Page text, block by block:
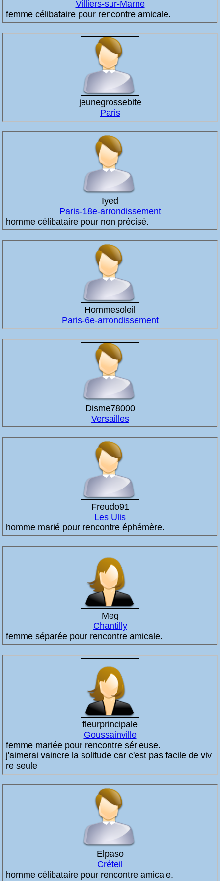
Villiers-sur-Marne
femme célibataire pour rencontre amicale.
jeunegrossebite
Paris
Iyed
Paris-18e-arrondissement
homme célibataire pour non précisé.
Hommesoleil
Paris-6e-arrondissement
Disme78000
Versailles
Freudo91
Les Ulis
homme marié pour rencontre éphémère.
Meg
Chantilly
femme séparée pour rencontre amicale.
fleurprincipale
Goussainville
femme mariée pour rencontre sérieuse.
j'aimerai vaincre la solitude car c'est pas facile de viv
re seule
Elpaso
Créteil
homme célibataire pour rencontre amicale.